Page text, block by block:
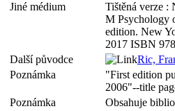
Jiné médium
Tištěná verze :
M Psychology
edition. New
2017 ISBN
Další původce
Ric,
Poznámka
"First edition
2006"--title
Poznámka
Obsahuje